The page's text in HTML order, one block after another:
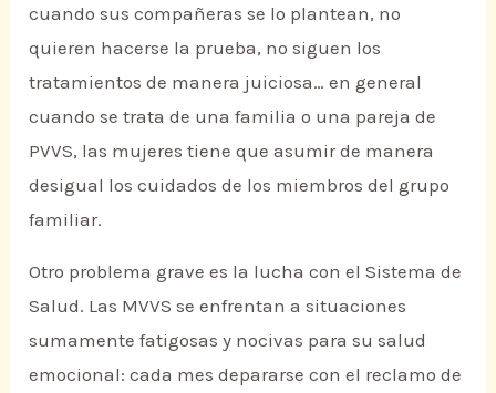
cuando sus compañeras se lo plantean, no
quieren hacerse la prueba, no siguen los
tratamientos de manera juiciosa… en general
cuando se trata de una familia o una pareja de
PVVS, las mujeres tiene que asumir de manera
desigual los cuidados de los miembros del grupo
familiar.
Otro problema grave es la lucha con el Sistema de
Salud. Las MVVS se enfrentan a situaciones
sumamente fatigosas y nocivas para su salud
emocional: cada mes depararse con el reclamo de